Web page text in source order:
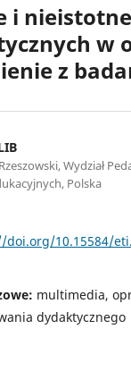
i
w
z
Wydział
Polska
doi.org/10.15584/
multimedia,
dydaktycznego